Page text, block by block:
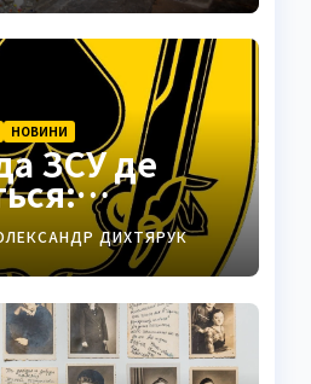
НОВИНИ
ЗСУ де
як
центр
ДИХТЯРУК